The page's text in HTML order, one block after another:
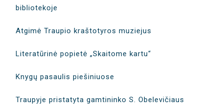
bibliotekoje
Atgimė Traupio kraštotyros muziejus
Literatūrinė popietė „Skaitome kartu“
Knygų pasaulis piešiniuose
Traupyje pristatyta gamtininko S. Obelevičiaus